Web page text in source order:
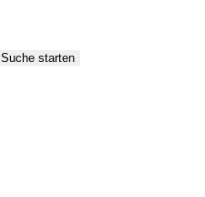
Suche starten